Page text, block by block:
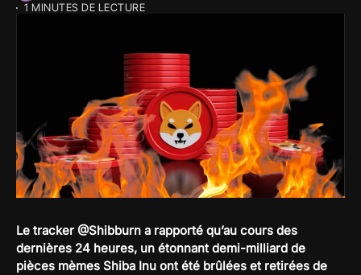
1 MINUTES DE LECTURE
Le tracker @Shibburn a rapporté qu’au cours des
dernières 24 heures, un étonnant demi-milliard de
pièces mèmes Shiba Inu ont été brûlées et retirées de